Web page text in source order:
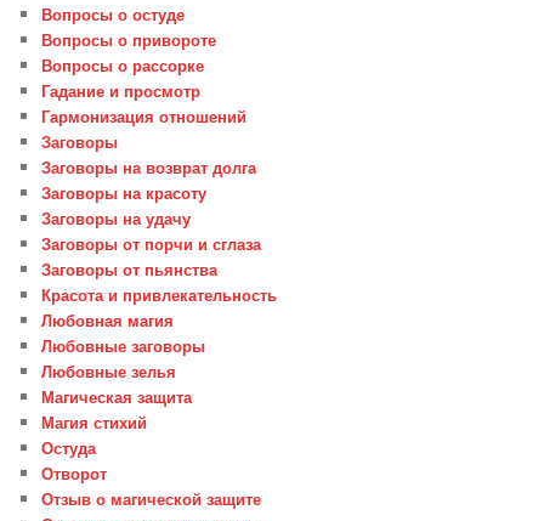
Вопросы о остуде
Вопросы о привороте
Вопросы о рассорке
Гадание и просмотр
Гармонизация отношений
Заговоры
Заговоры на возврат долга
Заговоры на красоту
Заговоры на удачу
Заговоры от порчи и сглаза
Заговоры от пьянства
Красота и привлекательность
Любовная магия
Любовные заговоры
Любовные зелья
Магическая защита
Магия стихий
Остуда
Отворот
Отзыв о магической защите